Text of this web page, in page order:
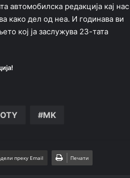
автомобилска редакција кај нас
како дел од неа. И годинава ви
кој ја заслужува 23-тата
MK
преку Email Печати